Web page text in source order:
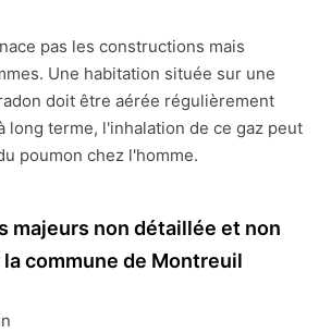
pas les constructions mais
Une habitation située sur une
doit être aérée régulièrement
long terme, l'inhalation de ce gaz peut
poumon chez l'homme.
majeurs non détaillée et non
commune de Montreuil